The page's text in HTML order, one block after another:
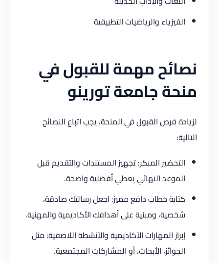
الفيزياء والرياضيات التطبيقية
نصائح مهمة للقبول في
منحة جامعة تورينو
لزيادة فرص القبول في المنحة، يجب اتباع النصائح
التالية:
التحضير المبكر: تجهيز المستندات والتقديم قبل
الموعد النهائي يعطي أفضلية واضحة.
كتابة خطاب دافع مميز: اجعل رسالتك صادقة،
شخصية، ومبنية على أهدافك الأكاديمية والمهنية.
إبراز المهارات الأكاديمية والأنشطة اللاصفية: مثل
الجوائز، الأبحاث، أو المشاركات المجتمعية.